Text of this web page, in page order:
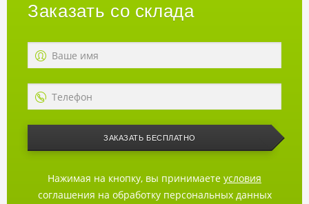
Заказать со склада
ЗАКАЗАТЬ БЕСПЛАТНО
Нажимая на кнопку, вы принимаете условия
соглашения на обработку персональных данных